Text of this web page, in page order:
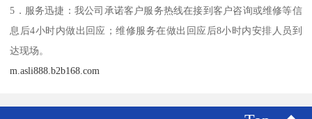
5．服务迅捷：我公司承诺客户服务热线在接到客户咨询或维修等信
息后4小时内做出回应；维修服务在做出回应后8小时内安排人员到
达现场。
m.asli888.b2b168.com